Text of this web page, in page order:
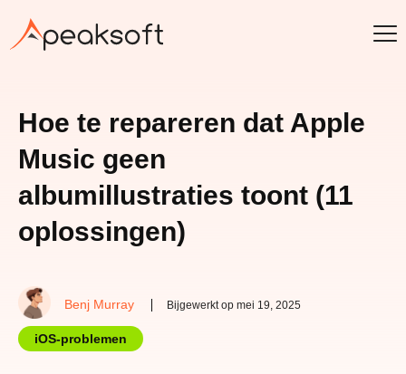
Hoe te repareren dat Apple
Music geen
albumillustraties toont (11
oplossingen)
Benj Murray Bijgewerkt op mei 19, 2025
iOS-problemen